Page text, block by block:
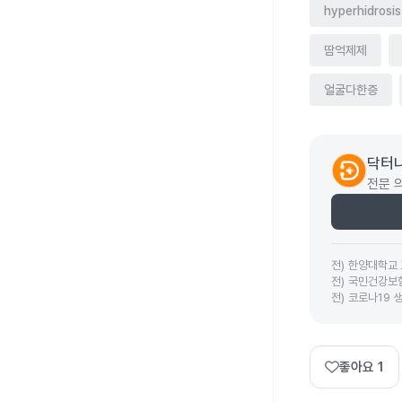
hyperhidrosis
땀억제제
얼굴다한증
닥터
전문
전) 한양대학교
전) 국민건강보
전) 코로나19
좋아요 1